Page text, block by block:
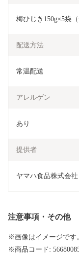
梅ひじき150g×5袋
配送方法
常温配送
アレルゲン
あり
提供者
ヤマハ食品株式会社
注意事項・その他
※画像はイメージです
※商品コード: